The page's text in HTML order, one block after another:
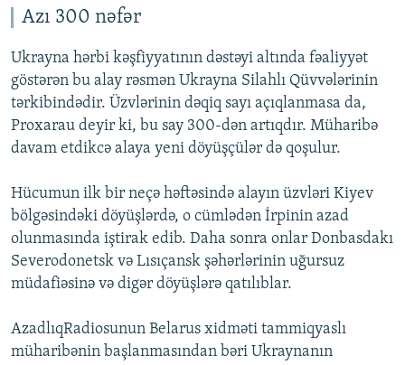
Azı 300 nəfər
Ukrayna hərbi kəşfiyyatının dəstəyi altında fəaliyyət
göstərən bu alay rəsmən Ukrayna Silahlı Qüvvələrinin
tərkibindədir. Üzvlərinin dəqiq sayı açıqlanmasa da,
Proxarau deyir ki, bu say 300-dən artıqdır. Müharibə
davam etdikcə alaya yeni döyüşçülər də qoşulur.
Hücumun ilk bir neçə həftəsində alayın üzvləri Kiyev
bölgəsindəki döyüşlərdə, o cümlədən İrpinin azad
olunmasında iştirak edib. Daha sonra onlar Donbasdakı
Severodonetsk və Lısıçansk şəhərlərinin uğursuz
müdafiəsinə və digər döyüşlərə qatılıblar.
AzadlıqRadiosunun Belarus xidməti tammiqyaslı
müharibənin başlanmasından bəri Ukraynanın